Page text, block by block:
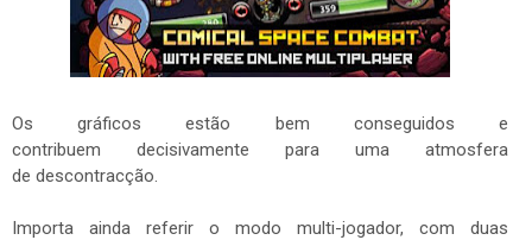
Os gráficos estão bem conseguidos e
contribuem decisivamente para uma atmosfera
de descontracção.
Importa ainda referir o modo multi-jogador, com duas